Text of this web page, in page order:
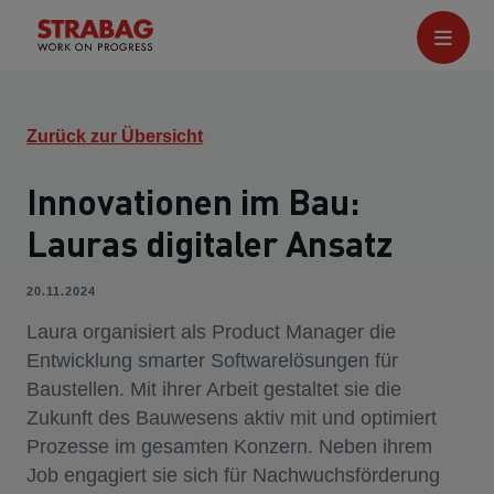
Zurück zur Übersicht
Innovationen im Bau:
Lauras digitaler Ansatz
20.11.2024
Laura organisiert als Product Manager die
Entwicklung smarter Softwarelösungen für
Baustellen. Mit ihrer Arbeit gestaltet sie die
Zukunft des Bauwesens aktiv mit und optimiert
Prozesse im gesamten Konzern. Neben ihrem
Job engagiert sie sich für Nachwuchsförderung